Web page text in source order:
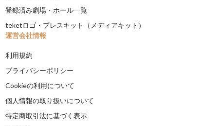
登録済み劇場・ホール一覧
teketロゴ・プレスキット（メディアキット）
運営会社情報
利用規約
プライバシーポリシー
Cookieの利用について
個人情報の取り扱いについて
特定商取引法に基づく表示